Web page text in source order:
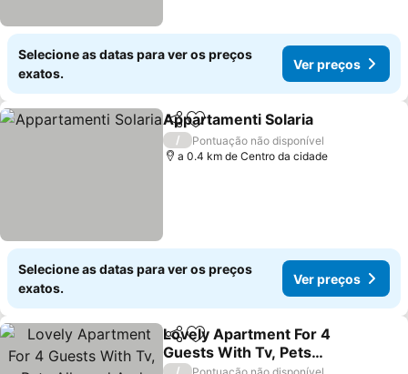
Selecione as datas para ver os preços
exatos.
Ver preços
PartilharAdicionar aos favoritos
Appartamenti Solaria
/
Pontuação não disponível
a 0.4 km de Centro da cidade
Selecione as datas para ver os preços
exatos.
Ver preços
PartilharAdicionar aos favoritos
Lovely Apartment For 4
Guests With Tv, Pets
Allowed And Parking
/ Pontuação não disponível